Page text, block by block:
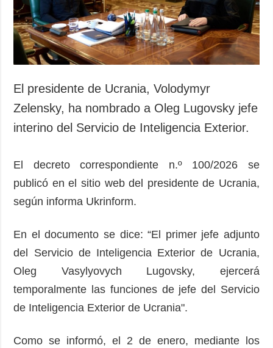
El presidente de Ucrania, Volodymyr
Zelensky, ha nombrado a Oleg Lugovsky jefe
interino del Servicio de Inteligencia Exterior.
El decreto correspondiente n.º 100/2026 se
publicó en el sitio web del presidente de Ucrania,
según informa Ukrinform.
En el documento se dice: “El primer jefe adjunto
del Servicio de Inteligencia Exterior de Ucrania,
Oleg Vasylyovych Lugovsky, ejercerá
temporalmente las funciones de jefe del Servicio
de Inteligencia Exterior de Ucrania".
Como se informó, el 2 de enero, mediante los